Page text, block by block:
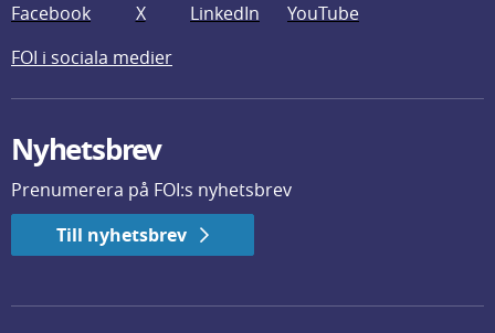
Facebook X LinkedIn
YouTube
FOI i sociala medier
Nyhetsbrev
Prenumerera på FOI:s nyhetsbrev
Till nyhetsbrev